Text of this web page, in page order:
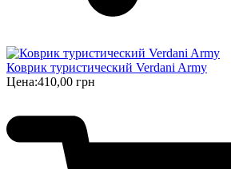
Коврик туристический Verdani Army
Цена:410,00 грн